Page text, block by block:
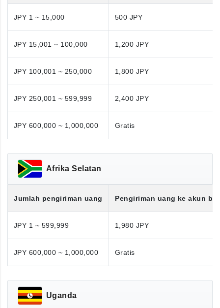
JPY 1 ~ 15,000 500 JPY
JPY 15,001 ~ 100,000 1,200 JPY
JPY 100,001 ~ 250,000 1,800 JPY
JPY 250,001 ~ 599,999 2,400 JPY
JPY 600,000 ~ 1,000,000 Gratis
Afrika Selatan
Jumlah pengiriman uang Pengiriman uang ke akun
JPY 1 ~ 599,999 1,980 JPY
JPY 600,000 ~ 1,000,000 Gratis
Uganda